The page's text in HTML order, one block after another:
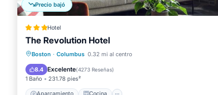
Precio bajó
Hotel
The Revolution Hotel
Boston · Columbus 0.32 mi al centro
8.4 Excelente(4273 Reseñas)
1 Baño 231.78 pies²
Aparcamiento Cocina
Aparcamiento
Cocina
Aire acondicionado